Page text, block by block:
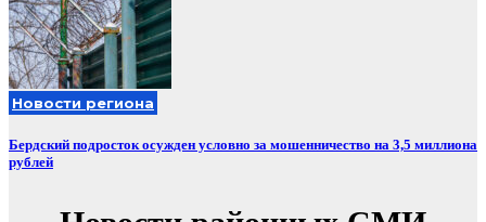
Новости региона
Бердский подросток осужден условно за мошенничество на 3,5 миллиона
рублей